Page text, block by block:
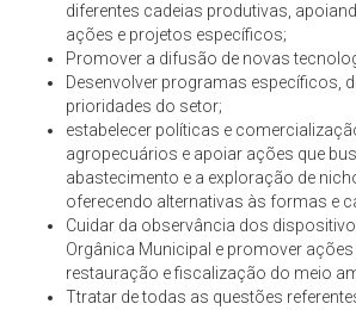
diferentes cadeias produtivas,
ações e projetos específicos;
Promover a difusão de novas
Desenvolver programas específicos,
prioridades do setor;
estabelecer políticas e
agropecuários e apoiar ações que
abastecimento e a exploração de
oferecendo alternativas às formas e
Cuidar da observância dos
Orgânica Municipal e promover ações
restauração e fiscalização do meio
Ttratar de todas as questões